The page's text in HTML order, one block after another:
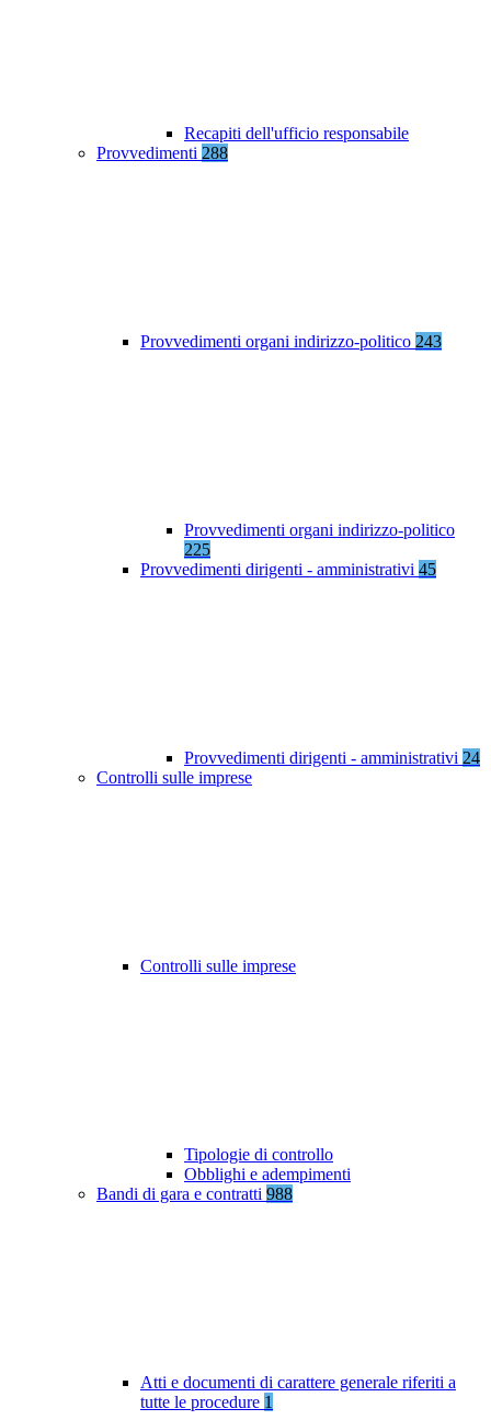
Recapiti dell'ufficio responsabile
Provvedimenti 288
Provvedimenti organi indirizzo-politico 243
Provvedimenti organi indirizzo-politico
225
Provvedimenti dirigenti - amministrativi 45
Provvedimenti dirigenti - amministrativi 24
Controlli sulle imprese
Controlli sulle imprese
Tipologie di controllo
Obblighi e adempimenti
Bandi di gara e contratti 988
Atti e documenti di carattere generale riferiti a
tutte le procedure 1